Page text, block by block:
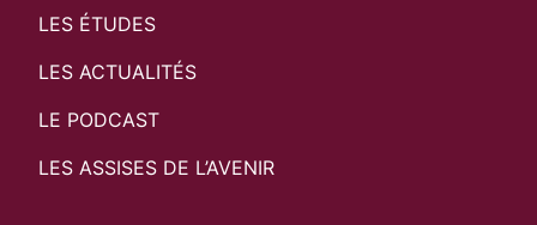
LES ÉTUDES
LES ACTUALITÉS
LE PODCAST
LES ASSISES DE L’AVENIR